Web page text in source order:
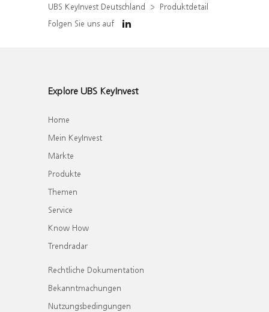
UBS KeyInvest Deutschland
Produktdetail
Folgen Sie uns auf
Explore UBS KeyInvest
Home
Mein KeyInvest
Märkte
Produkte
Themen
Service
Know How
Trendradar
Rechtliche Dokumentation
Bekanntmachungen
Nutzungsbedingungen